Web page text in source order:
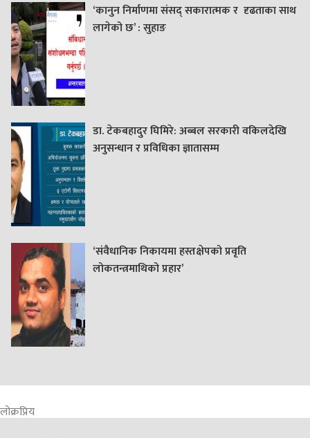
‘कानुन निर्माणमा संसद् सकारात्मक र दृढताका साथ
लागेको छ’ : सुहाङ
डा. टेकबहादुर घिमिरे: अब्बल सरकारी वकिलदेखि
अनुसन्धान र प्रविधिका ज्ञातासम्म
‘संवैधानिक निकायमा हस्तक्षेपको प्रवृति
लोकतन्त्रमाथिको प्रहार’
लोक्रप्रिय